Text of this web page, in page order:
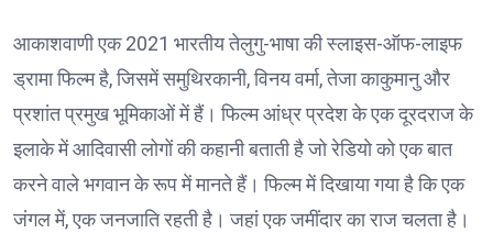
आकाशवाणी एक 2021 भारतीय तेलुगु-भाषा की स्लाइस-ऑफ-लाइफ
ड्रामा फिल्म है, जिसमें समुथिरकानी, विनय वर्मा, तेजा काकुमानु और
प्रशांत प्रमुख भूमिकाओं में हैं। फिल्म आंध्र प्रदेश के एक दूरदराज के
इलाके में आदिवासी लोगों की कहानी बताती है जो रेडियो को एक बात
करने वाले भगवान के रूप में मानते हैं। फिल्म में दिखाया गया है कि एक
जंगल में, एक जनजाति रहती है। जहां एक जमींदार का राज चलता है।